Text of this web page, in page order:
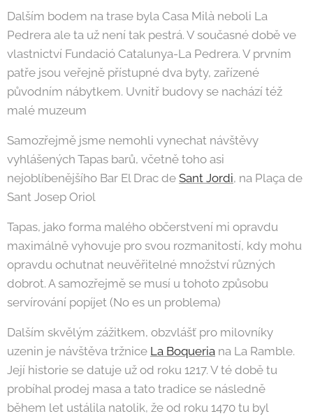
Dalším bodem na trase byla Casa Milà neboli La
Pedrera ale ta už není tak pestrá. V současné době ve
vlastnictví Fundació Catalunya-La Pedrera. V prvním
patře jsou veřejně přístupné dva byty, zařízené
původním nábytkem. Uvnitř budovy se nachází též
malé muzeum
Samozřejmě jsme nemohli vynechat návštěvy
vyhlášených Tapas barů, včetně toho asi
nejoblíbenějšího Bar El Drac de Sant Jordi, na Plaça de
Sant Josep Oriol
Tapas, jako forma malého občerstvení mi opravdu
maximálně vyhovuje pro svou rozmanitostí, kdy mohu
opravdu ochutnat neuvěřitelné množství různých
dobrot. A samozřejmě se musí u tohoto způsobu
servírování popíjet (No es un problema)
Dalším skvělým zážitkem, obzvlášť pro milovníky
uzenin je návštěva tržnice La Boqueria na La Ramble.
Její historie se datuje už od roku 1217. V té době tu
probíhal prodej masa a tato tradice se následně
během let ustálila natolik, že od roku 1470 tu byl